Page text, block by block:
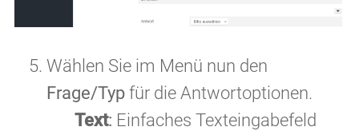
Wählen Sie im Menü nun den
Frage/Typfür die Antwortoptionen.
Text: Einfaches Texteingabefeld